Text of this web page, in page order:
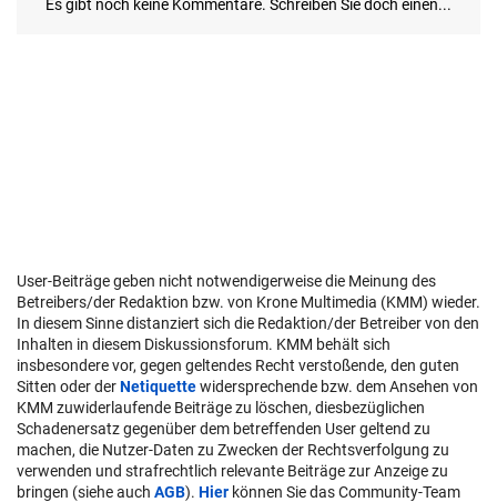
User-Beiträge geben nicht notwendigerweise die Meinung des
Betreibers/der Redaktion bzw. von Krone Multimedia (KMM) wieder.
In diesem Sinne distanziert sich die Redaktion/der Betreiber von den
Inhalten in diesem Diskussionsforum. KMM behält sich
insbesondere vor, gegen geltendes Recht verstoßende, den guten
Sitten oder derNetiquettewidersprechende bzw. dem Ansehen von
KMM zuwiderlaufende Beiträge zu löschen, diesbezüglichen
Schadenersatz gegenüber dem betreffenden User geltend zu
machen, die Nutzer-Daten zu Zwecken der Rechtsverfolgung zu
verwenden und strafrechtlich relevante Beiträge zur Anzeige zu
bringen (siehe auch AGB). Hier können Sie das Community-Team